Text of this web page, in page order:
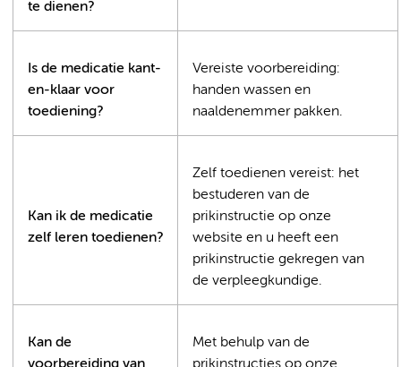
te dienen?
Is de medicatie kant-
en-klaar voor
toediening?
Vereiste voorbereiding:
handen wassen en
naaldenemmer pakken.
Kan ik de medicatie
zelf leren toedienen?
Zelf toedienen vereist: het
bestuderen van de
prikinstructie op onze
website en u heeft een
prikinstructie gekregen van
de verpleegkundige.
Kan de
voorbereiding van
Met behulp van de
prikinstructies op onze